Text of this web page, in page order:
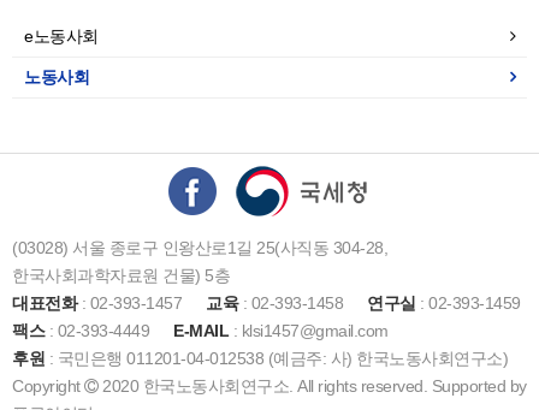
e노동사회
노동사회
(03028) 서울 종로구 인왕산로1길 25(사직동 304-28,
한국사회과학자료원 건물) 5층
대표전화: 02-393-1457 교육: 02-393-1458 연구실 : 02-393-1459
팩스: 02-393-4449 E-MAIL : klsi1457@gmail.com
후원 : 국민은행 011201-04-012538 (예금주: 사) 한국노동사회연구소)
Copyright
2020 한국노동사회연구소. All rights reserved. Supported by